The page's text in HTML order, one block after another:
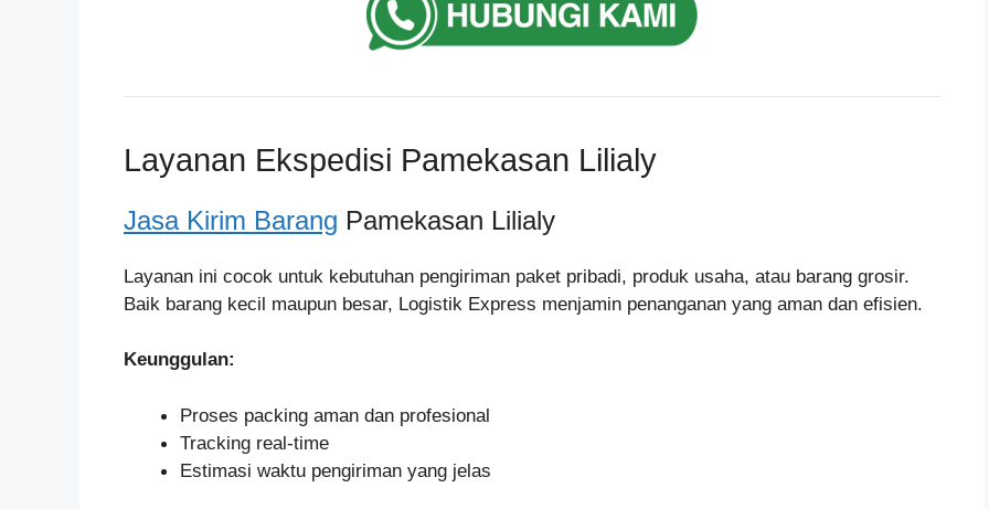
Layanan Ekspedisi Pamekasan Lilialy
Jasa Kirim Barang Pamekasan Lilialy
Layanan ini cocok untuk kebutuhan pengiriman paket pribadi, produk usaha, atau barang grosir.
Baik barang kecil maupun besar, Logistik Express menjamin penanganan yang aman dan efisien.
Keunggulan:
Proses packing aman dan profesional
Tracking real-time
Estimasi waktu pengiriman yang jelas